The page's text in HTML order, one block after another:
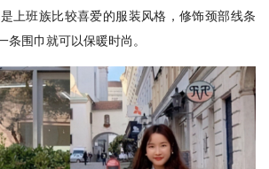
上班族比较喜爱的服装风格，修饰颈部线条
围巾就可以保暖时尚。